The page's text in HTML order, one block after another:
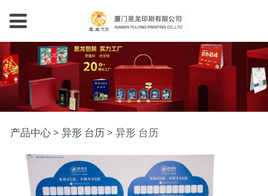
异形 台历
产品中心> 异形 台历> 异形 台历